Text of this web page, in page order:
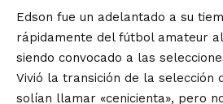
Edson fue un adelantado a su
rápidamente del fútbol amateur
siendo convocado a las
Vivió la transición de la selección
solían llamar «cenicienta», pero